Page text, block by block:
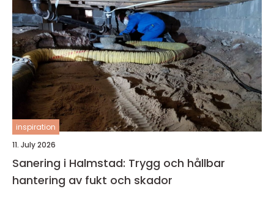
inspiration
11. July 2026
Sanering i Halmstad: Trygg och hållbar
hantering av fukt och skador